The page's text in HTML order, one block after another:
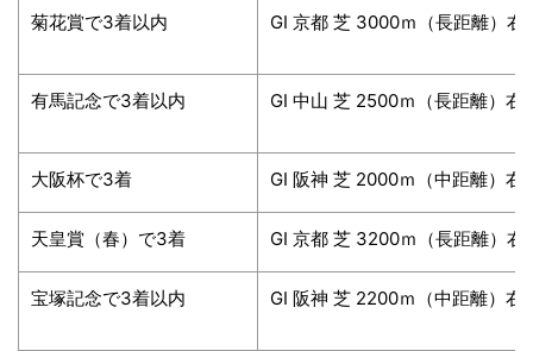
菊花賞で3着以内 GⅠ 京都 芝 3000ｍ（長距離）右
有馬記念で3着以内 GⅠ 中山 芝 2500ｍ（長距離）右
大阪杯で3着 GⅠ 阪神 芝 2000ｍ（中距離）右
天皇賞（春）で3着 GⅠ 京都 芝 3200ｍ（長距離）右
宝塚記念で3着以内 GⅠ 阪神 芝 2200ｍ（中距離）右